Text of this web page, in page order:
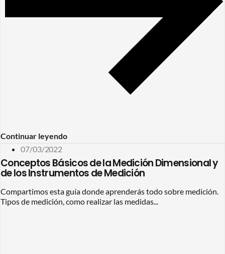
Continuar leyendo
07/03/2022
Conceptos Básicos de la Medición Dimensional y
de los Instrumentos de Medición
Compartimos esta guía donde aprenderás todo sobre medición.
Tipos de medición, como realizar las medidas...